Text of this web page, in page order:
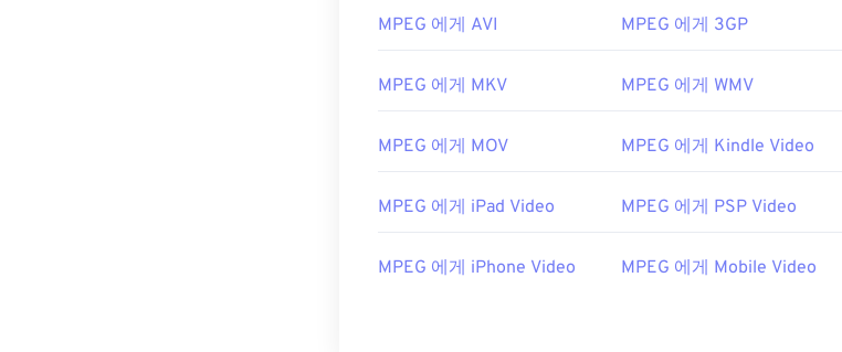
https://en.wikipedia.org/wiki/움직이는_사진_전문가_그룹
MPEG 에게 AVI MPEG 에게 3GP
MPEG 에게 MKV MPEG 에게 WMV
MPEG 에게 MOV MPEG 에게 Kindle Video
MPEG 에게 iPad Video MPEG 에게 PSP Video
MPEG 에게 iPhone Video MPEG 에게 Mobile Video